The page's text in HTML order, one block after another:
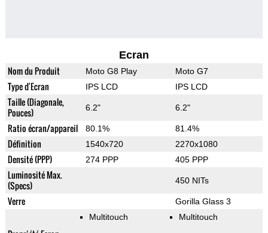
Ecran
Nom du Produit Moto G8 Play Moto G7
Type d'Ecran IPS LCD IPS LCD
Taille (Diagonale,
Pouces)
6.2" 6.2"
Ratio écran/appareil 80.1% 81.4%
Définition 1540x720 2270x1080
Densité (PPP) 274 PPP 405 PPP
Luminosité Max.
(Specs)
450 NITs
Verre Gorilla Glass 3
Multitouch Multitouch